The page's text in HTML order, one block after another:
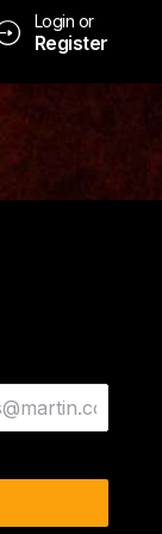
Login or
Register